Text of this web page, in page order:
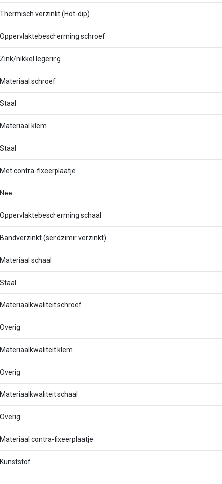
Thermisch verzinkt (Hot-dip)
Oppervlaktebescherming schroef
Zink/nikkel legering
Materiaal schroef
Staal
Materiaal klem
Staal
Met contra-fixeerplaatje
Nee
Oppervlaktebescherming schaal
Bandverzinkt (sendzimir verzinkt)
Materiaal schaal
Staal
Materiaalkwaliteit schroef
Overig
Materiaalkwaliteit klem
Overig
Materiaalkwaliteit schaal
Overig
Materiaal contra-fixeerplaatje
Kunststof